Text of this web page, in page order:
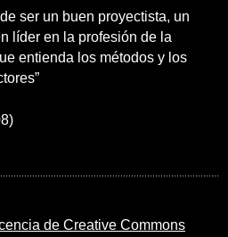
ser un buen proyectista, un
líder en la profesión de la
entienda los métodos y los
de Creative Commons